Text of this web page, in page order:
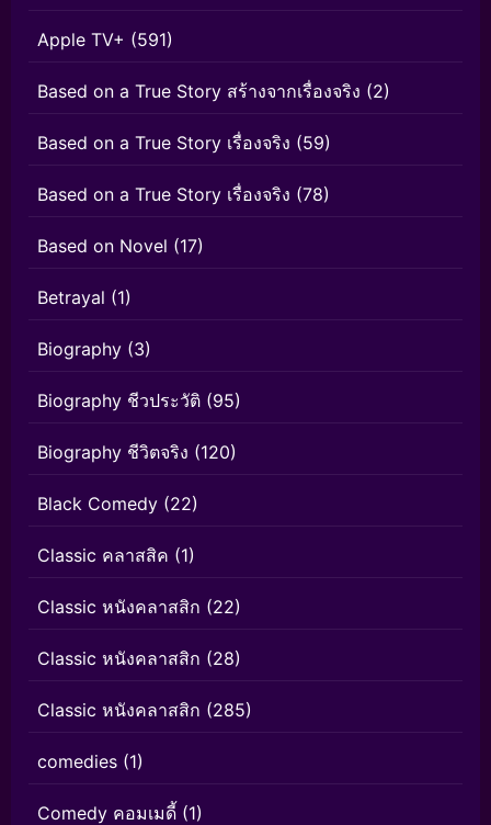
Apple TV+ (591)
Based on a True Story สร้างจากเรื่องจริง (2)
Based on a True Story เรื่องจริง (59)
Based on a True Story เรื่องจริง (78)
Based on Novel (17)
Betrayal (1)
Biography (3)
Biography ชีวประวัติ (95)
Biography ชีวิตจริง (120)
Black Comedy (22)
Classic คลาสสิค (1)
Classic หนังคลาสสิก (22)
Classic หนังคลาสสิก (28)
Classic หนังคลาสสิก (285)
comedies (1)
Comedy คอมเมดี้ (1)